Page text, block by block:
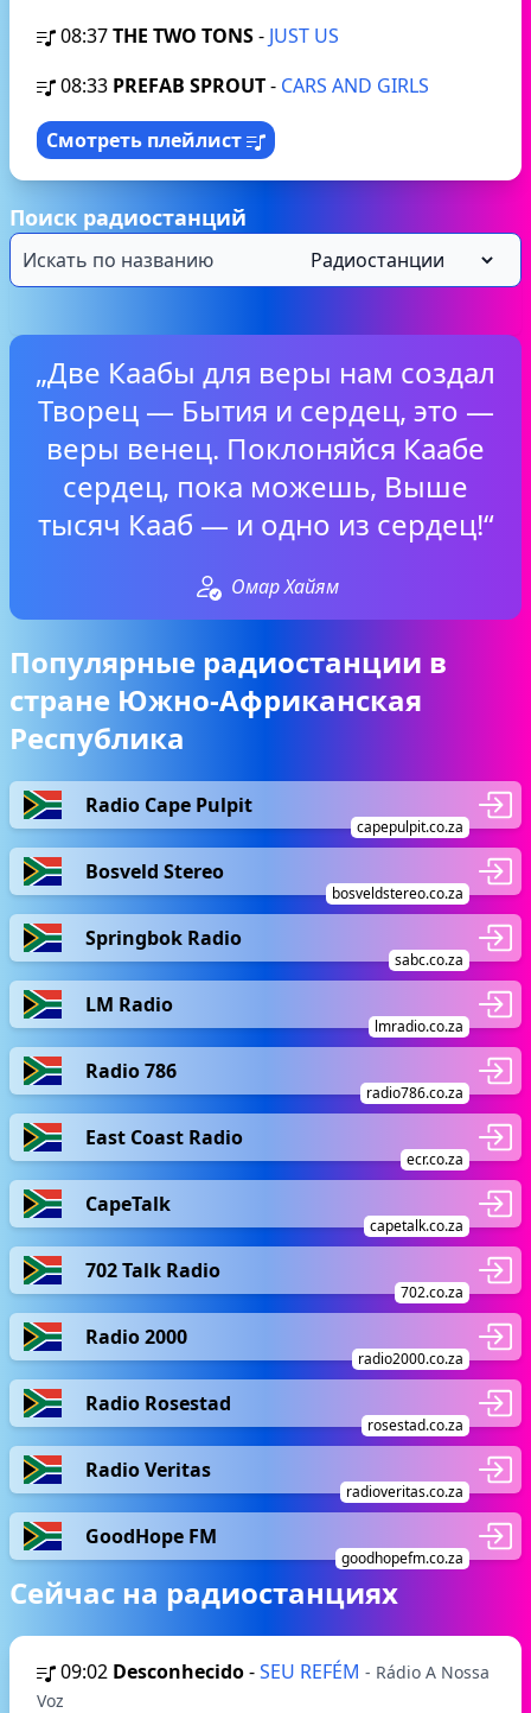
08:37THE TWO TONS- JUST US
08:33 PREFAB SPROUT- CARS AND GIRLS
Смотреть плейлист
Поиск радиостанций
„Две Каабы для веры нам создал
Творец — Бытия и сердец, это —
веры венец. Поклоняйся Каабе
сердец, пока можешь, Выше
тысяч Кааб — и одно из сердец!“
Омар Хайям
Популярные радиостанции в
стране Южно-Африканская
Республика
Radio Cape Pulpit
capepulpit.co.za
Bosveld Stereo
bosveldstereo.co.za
Springbok Radio
sabc.co.za
LM Radio
lmradio.co.za
Radio 786
radio786.co.za
East Coast Radio
ecr.co.za
CapeTalk
capetalk.co.za
702 Talk Radio
702.co.za
Radio 2000
radio2000.co.za
Radio Rosestad
rosestad.co.za
Radio Veritas
radioveritas.co.za
GoodHope FM
goodhopefm.co.za
Сейчас на радиостанциях
09:02 Desconhecido-SEU REFÉM - Rádio A Nossa
Voz